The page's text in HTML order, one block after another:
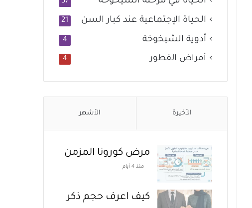
الحياة الإجتماعية عند كبار السن 21
أدوية الشيخوخة 4
أمراض الفطور 4
الأخيرة الأشهر
مرض كورونا المزمن
منذ 4 أيام
كيف اعرف حجم ذكر